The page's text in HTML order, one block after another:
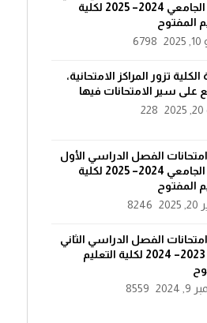
للعام الجامعي 2024– 2025 لكلية
المفتوح
6798
تزور المراكز الامتحانية،
على سير الامتحانات فيها
228
امتحانات الفصل الدراسي الأول
للعام الجامعي 2024– 2025 لكلية
المفتوح
8246
امتحانات الفصل الدراسي الثاني
للعام 2023– 2024 لكلية التعليم
8559